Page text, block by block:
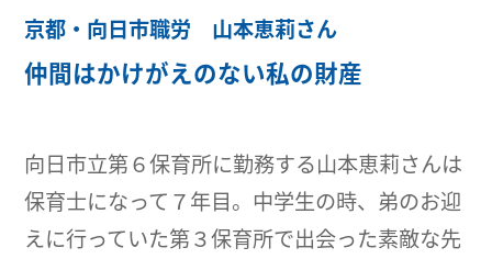
京都・向日市職労 山本恵莉さん
仲間はかけがえのない私の財産
向日市立第６保育所に勤務する山本恵莉さんは
保育士になって７年目。中学生の時、弟のお迎
えに行っていた第３保育所で出会った素敵な先